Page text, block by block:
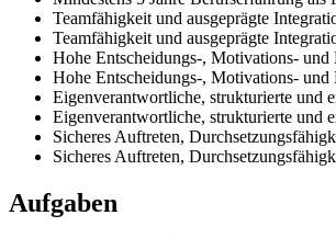
Teamfähigkeit und ausgeprägte
Teamfähigkeit und ausgeprägte
Hohe Entscheidungs-, Motivations-
Hohe Entscheidungs-, Motivations-
Eigenverantwortliche, strukturierte und
Eigenverantwortliche, strukturierte und
Sicheres Auftreten,
Sicheres Auftreten,
Aufgaben